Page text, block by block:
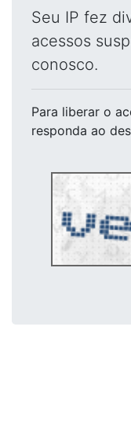
Seu IP fez
acessos
conosco.
Para liberar o
responda ao